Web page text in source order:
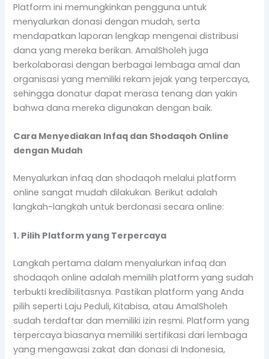
Platform ini memungkinkan pengguna untuk
menyalurkan donasi dengan mudah, serta
mendapatkan laporan lengkap mengenai distribusi
dana yang mereka berikan. AmalSholeh juga
berkolaborasi dengan berbagai lembaga amal dan
organisasi yang memiliki rekam jejak yang terpercaya,
sehingga donatur dapat merasa tenang dan yakin
bahwa dana mereka digunakan dengan baik.
Cara Menyediakan Infaq dan Shodaqoh Online
dengan Mudah
Menyalurkan infaq dan shodaqoh melalui platform
online sangat mudah dilakukan. Berikut adalah
langkah-langkah untuk berdonasi secara online:
1. Pilih Platform yang Terpercaya
Langkah pertama dalam menyalurkan infaq dan
shodaqoh online adalah memilih platform yang sudah
terbukti kredibilitasnya. Pastikan platform yang Anda
pilih seperti Laju Peduli, Kitabisa, atau AmalSholeh
sudah terdaftar dan memiliki izin resmi. Platform yang
terpercaya biasanya memiliki sertifikasi dari lembaga
yang mengawasi zakat dan donasi di Indonesia,